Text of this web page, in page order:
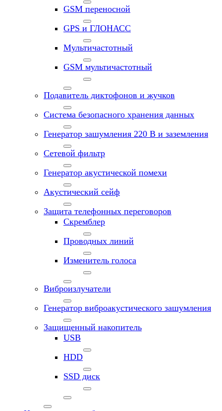
GSM переносной
GPS и ГЛОНАСС
Мультичастотный
GSM мультичастотный
Подавитель диктофонов и жучков
Система безопасного хранения данных
Генератор зашумления 220 В и заземления
Сетевой фильтр
Генератор акустической помехи
Акустический сейф
Защита телефонных переговоров
Скремблер
Проводных линий
Изменитель голоса
Виброизлучатели
Генератор виброакустического зашумления
Защищенный накопитель
USB
HDD
SSD диск